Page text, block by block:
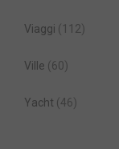
Viaggi (112)
Ville (60)
Yacht (46)